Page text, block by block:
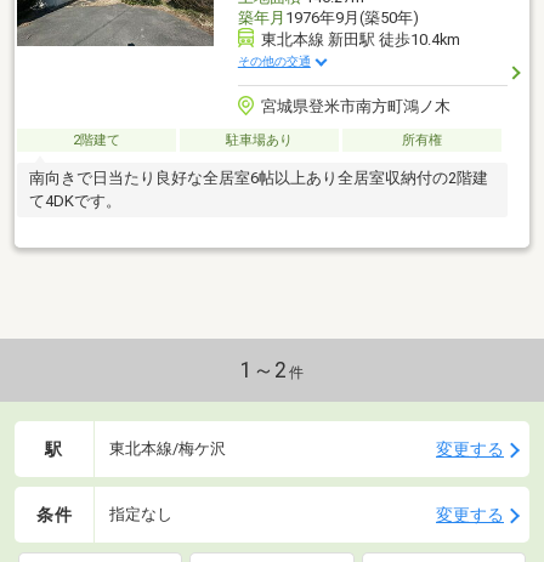
築年月 1976年9月(築50年)
東北本線 新田駅 徒歩10.4km
その他の交通
宮城県登米市南方町鴻ノ木
2階建て 駐車場あり 所有権
南向きで日当たり良好な全居室6帖以上あり全居室収納付の2階建
て4DKです。
1～2 件
駅 東北本線/梅ケ沢 変更する
条件 指定なし 変更する